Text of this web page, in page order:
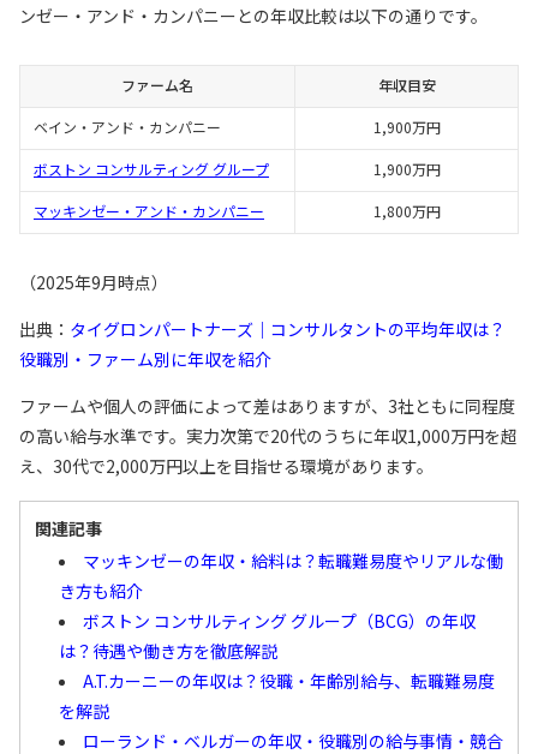
ンゼー・アンド・カンパニーとの年収比較は以下の通りです。
ファーム名 年収目安
ベイン・アンド・カンパニー 1,900万円
ボストン コンサルティング グループ 1,900万円
マッキンゼー・アンド・カンパニー 1,800万円
（2025年9月時点）
出典： タイグロンパートナーズ｜コンサルタントの平均年収は？
役職別・ファーム別に年収を紹介
ファームや個人の評価によって差はありますが、3社ともに同程度
の高い給与水準です。実力次第で20代のうちに年収1,000万円を超
え、30代で2,000万円以上を目指せる環境があります。
関連記事
マッキンゼーの年収・給料は？転職難易度やリアルな働
き方も紹介
ボストン コンサルティング グループ（BCG）の年収
は？待遇や働き方を徹底解説
A.T.カーニーの年収は？役職・年齢別給与、転職難易度
を解説
ローランド・ベルガーの年収・役職別の給与事情・競合